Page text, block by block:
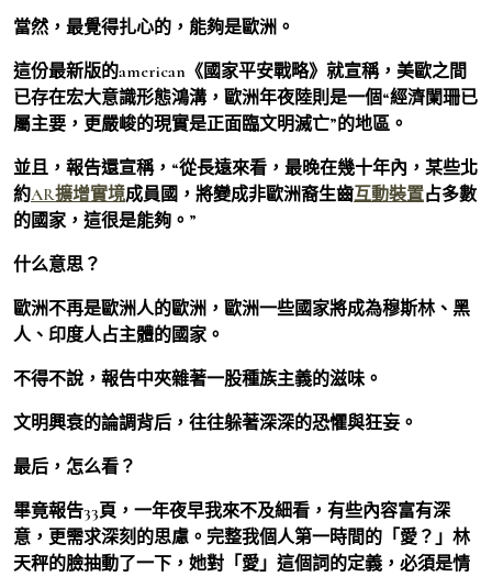
當然，最覺得扎心的，能夠是歐洲。
這份最新版的american《國家平安戰略》就宣稱，美歐之間
已存在宏大意識形態鴻溝，歐洲年夜陸則是一個“經濟闌珊已
屬主要，更嚴峻的現實是正面臨文明滅亡”的地區。
並且，報告還宣稱，“從長遠來看，最晚在幾十年內，某些北
約AR擴增實境成員國，將變成非歐洲裔生齒互動裝置占多數
的國家，這很是能夠。”
什么意思？
歐洲不再是歐洲人的歐洲，歐洲一些國家將成為穆斯林、黑
人、印度人占主體的國家。
不得不說，報告中夾雜著一股種族主義的滋味。
文明興衰的論調背后，往往躲著深深的恐懼與狂妄。
最后，怎么看？
畢竟報告33頁，一年夜早我來不及細看，有些內容富有深
意，更需求深刻的思慮。完整我個人第一時間的「愛？」林
天秤的臉抽動了一下，她對「愛」這個詞的定義，必須是情